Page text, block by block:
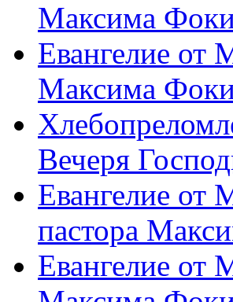
Максима
Евангелие от
Максима
Вечеря
Евангелие от
пастора
Евангелие от